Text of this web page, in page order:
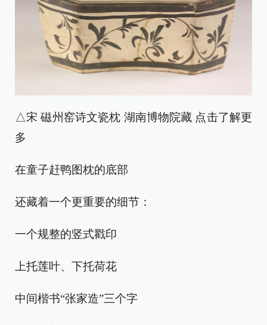
△宋 磁州窑诗文瓷枕 湖南博物院藏 点击了解更
多
在童子赶鸭图枕的底部
还藏着一个更重要的细节：
一个规整的竖式戳印
上托莲叶、下托荷花
中间楷书“张家造”三个字